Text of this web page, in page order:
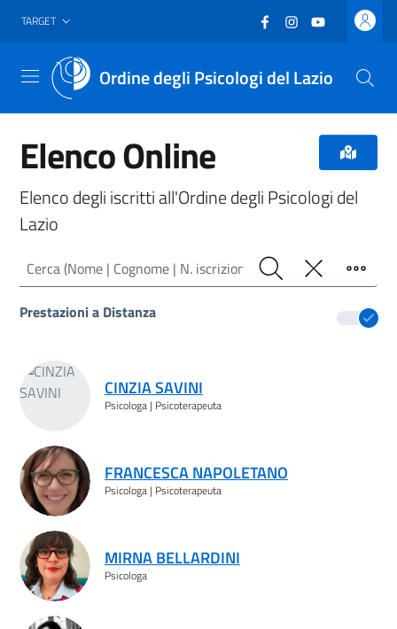
Vai al header
Vai al contenuto principale
Vai al footer
TARGET Facebook
(nuova scheda -
Instagram
(nuova scheda
YouTube
(nuova
Ordine degli Psicologi del Lazio
Menu
Elenco Online
Elenco degli iscritti all'Ordine degli Psicologi del
Lazio
Cerca (Nome | Cognome | N. iscrizione)
Cerca PulisciFiltro
Prestazioni a Distanza
Risultati ricerca
CINZIA SAVINI
Psicologa | Psicoterapeuta
FRANCESCA NAPOLETANO
Psicologa | Psicoterapeuta
MIRNA BELLARDINI
Psicologa